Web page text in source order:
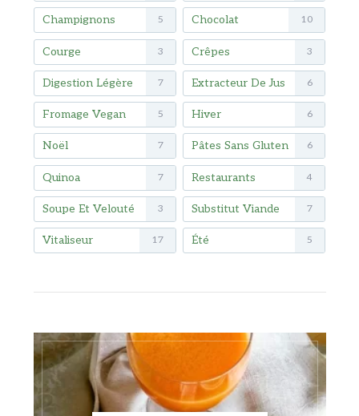
Champignons 5 Chocolat 10
Courge 3 Crêpes 3
Digestion Légère 7 Extracteur De Jus 6
Fromage Vegan 5 Hiver 6
Noël 7 Pâtes Sans Gluten 6
Quinoa 7 Restaurants 4
Soupe Et Velouté 3 Substitut Viande 7
Vitaliseur 17 Été 5